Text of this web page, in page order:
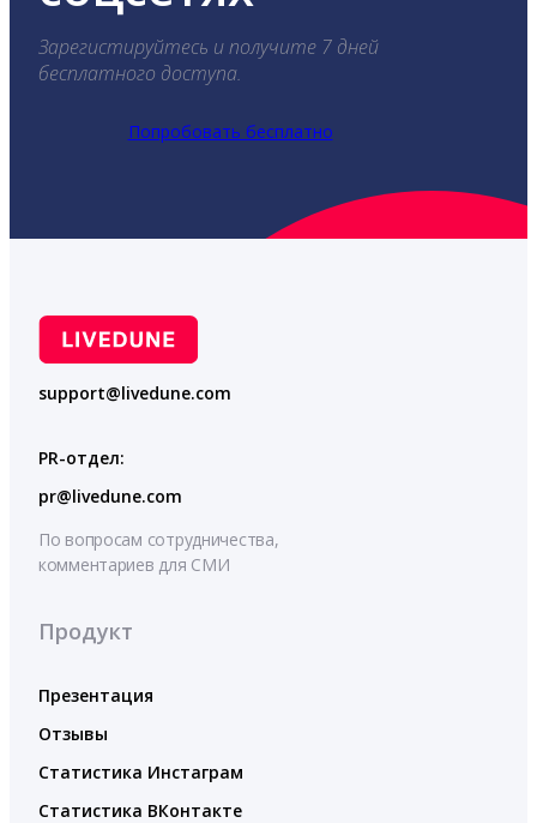
Зарегистируйтесь и получите 7 дней
бесплатного доступа.
Попробовать бесплатно
support@livedune.com
PR-отдел:
pr@livedune.com
По вопросам сотрудничества,
комментариев для СМИ
Продукт
Презентация
Отзывы
Статистика Инстаграм
Статистика ВКонтакте